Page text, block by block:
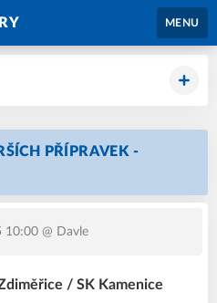
MENU
PŘÍPRAVEK -
10:00@ Davle
/ SK Kamenice